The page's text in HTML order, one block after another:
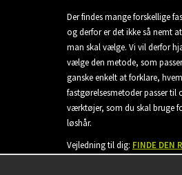
Der findes mange forskellige
og derfor er det ikke så nemt
man skal vælge. Vi vil derfor
vælge den metode, som
ganske enkelt at forklare,
fastgørelsesmetoder passer til
værktøjer, som du skal bruge
løshår.
Vejledning til dig: FINDE DEN